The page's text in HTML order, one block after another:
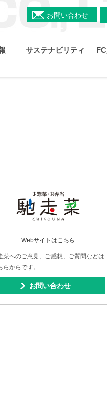
お問い合わせ
サステナビリティ
Webサイトはこちら
菜へのご意見、ご感想、ご質問などは
らからです。
お問い合わせ